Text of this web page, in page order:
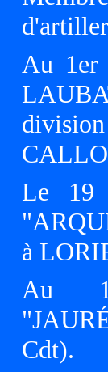
Au 1er
Le 19
à
Au
Cdt).